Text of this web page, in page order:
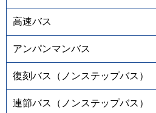
高速バス
アンパンマンバス
復刻バス（ノンステップバス）
連節バス（ノンステップバス）